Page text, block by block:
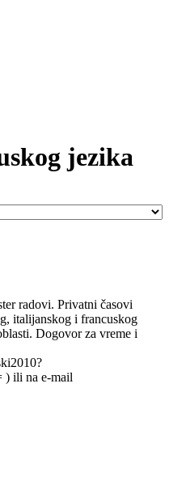
jezika
radovi. Privatni časovi
italijanskog i francuskog
Dogovor za vreme i
ili na e-mail